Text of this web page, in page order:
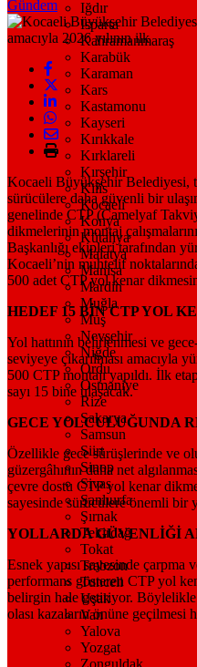
Iğdır
Isparta
Kahramanmaraş
Karabük
Karaman
Kars
Kastamonu
Kayseri
Kırıkkale
Kırklareli
Kırşehir
Kilis
Kocaeli
Konya
Kütahya
Malatya
Manisa
Mardin
Muğla
Muş
Nevşehir
Niğde
Ordu
Osmaniye
Rize
Sakarya
Samsun
Siirt
Sinop
Sivas
Şanlıurfa
Şırnak
Tekirdağ
Tokat
Trabzon
Tunceli
Uşak
Van
Yalova
Yozgat
Zonguldak
Gündem
Kocaeli Büyükşehir Belediyesi,
sürücülere daha güvenli bir
genelinde CTP (Camelyaf
dikmelerinin montaj
Başkanlığı ekipleri tarafından
Kocaeli’nin muhtelif
500 adet CTP yol kenar
HEDEF 15 BİN CTP YOL
Yol hattının belirlenmesi ve
seviyeye çıkarılması amacıyla
500 CTP montajı yapıldı. İlk
sayı 15 bine ulaşacak.
GECE YOLCULUĞUNDA
Özellikle gece sürüşlerinde ve
güzergâhının daha net
çevre dostu CTP yol kenar
sayesinde sürücülere önemli bir
YOLLARDA GÜVENLİĞİ
Esnek yapısı sayesinde çarpma
performans gösteren CTP yol
belirgin hale getiriyor. Böylelikle
olası kazaların önüne geçilmesi